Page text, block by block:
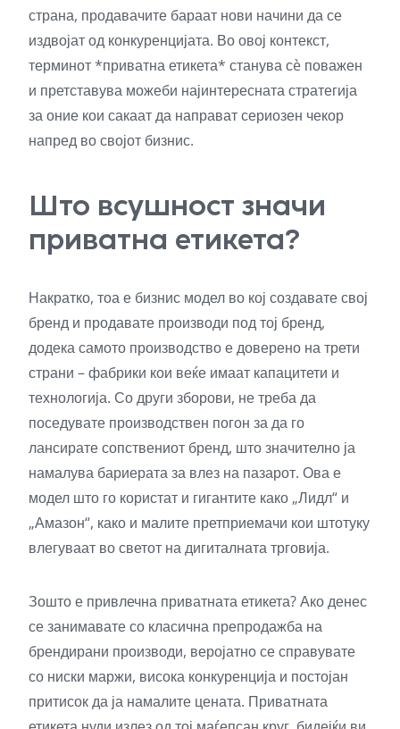
страна, продавачите бараат нови начини да се
издвојат од конкуренцијата. Во овој контекст,
терминот *приватна етикета* станува сè поважен
и претставува можеби најинтересната стратегија
за оние кои сакаат да направат сериозен чекор
напред во својот бизнис.
Што всушност значи
приватна етикета?
Накратко, тоа е бизнис модел во кој создавате свој
бренд и продавате производи под тој бренд,
додека самото производство е доверено на трети
страни – фабрики кои веќе имаат капацитети и
технологија. Со други зборови, не треба да
поседувате производствен погон за да го
лансирате сопствениот бренд, што значително ја
намалува бариерата за влез на пазарот. Ова е
модел што го користат и гигантите како „Лидл“ и
„Амазон“, како и малите претприемачи кои штотуку
влегуваат во светот на дигиталната трговија.
Зошто е привлечна приватната етикета? Ако денес
се занимавате со класична препродажба на
брендирани производи, веројатно се справувате
со ниски маржи, висока конкуренција и постојан
притисок да ја намалите цената. Приватната